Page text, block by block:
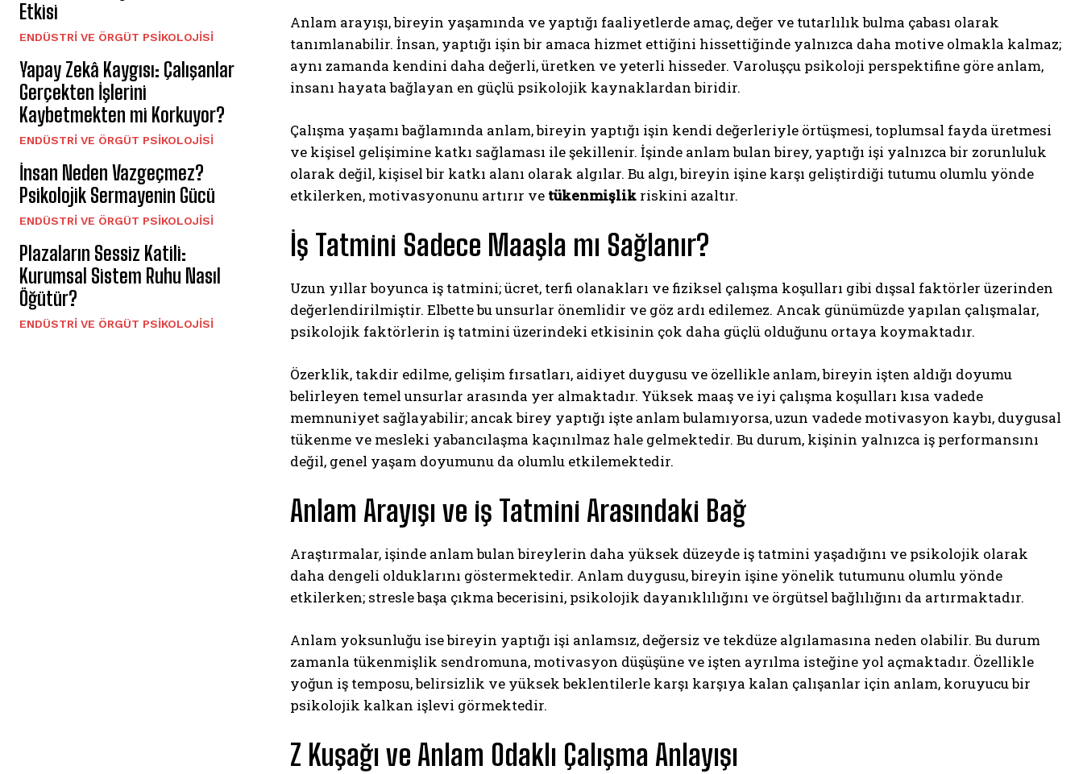
Etkisi
ENDÜSTRI VE ÖRGÜT PSIKOLOJISI
Yapay Zekâ Kaygısı: Çalışanlar
Gerçekten İşlerini
Kaybetmekten mi Korkuyor?
ENDÜSTRI VE ÖRGÜT PSIKOLOJISI
İnsan Neden Vazgeçmez?
Psikolojik Sermayenin Gücü
ENDÜSTRI VE ÖRGÜT PSIKOLOJISI
Plazaların Sessiz Katili:
Kurumsal Sistem Ruhu Nasıl
Öğütür?
ENDÜSTRI VE ÖRGÜT PSIKOLOJISI
Anlam arayışı, bireyin yaşamında ve yaptığı faaliyetlerde amaç, değer ve tutarlılık bulma çabası olarak
tanımlanabilir. İnsan, yaptığı işin bir amaca hizmet ettiğini hissettiğinde yalnızca daha motive olmakla kalmaz;
aynı zamanda kendini daha değerli, üretken ve yeterli hisseder. Varoluşçu psikoloji perspektifine göre anlam,
insanı hayata bağlayan en güçlü psikolojik kaynaklardan biridir.
Çalışma yaşamı bağlamında anlam, bireyin yaptığı işin kendi değerleriyle örtüşmesi, toplumsal fayda üretmesi
ve kişisel gelişimine katkı sağlaması ile şekillenir. İşinde anlam bulan birey, yaptığı işi yalnızca bir zorunluluk
olarak değil, kişisel bir katkı alanı olarak algılar. Bu algı, bireyin işine karşı geliştirdiği tutumu olumlu yönde
etkilerken, motivasyonunu artırır ve tükenmişlik riskini azaltır.
İş Tatmini Sadece Maaşla mı Sağlanır?
Uzun yıllar boyunca iş tatmini; ücret, terfi olanakları ve fiziksel çalışma koşulları gibi dışsal faktörler üzerinden
değerlendirilmiştir. Elbette bu unsurlar önemlidir ve göz ardı edilemez. Ancak günümüzde yapılan çalışmalar,
psikolojik faktörlerin iş tatmini üzerindeki etkisinin çok daha güçlü olduğunu ortaya koymaktadır.
Özerklik, takdir edilme, gelişim fırsatları, aidiyet duygusu ve özellikle anlam, bireyin işten aldığı doyumu
belirleyen temel unsurlar arasında yer almaktadır. Yüksek maaş ve iyi çalışma koşulları kısa vadede
memnuniyet sağlayabilir; ancak birey yaptığı işte anlam bulamıyorsa, uzun vadede motivasyon kaybı, duygusal
tükenme ve mesleki yabancılaşma kaçınılmaz hale gelmektedir. Bu durum, kişinin yalnızca iş performansını
değil, genel yaşam doyumunu da olumlu etkilemektedir.
Anlam Arayışı ve iş Tatmini Arasındaki Bağ
Araştırmalar, işinde anlam bulan bireylerin daha yüksek düzeyde iş tatmini yaşadığını ve psikolojik olarak
daha dengeli olduklarını göstermektedir. Anlam duygusu, bireyin işine yönelik tutumunu olumlu yönde
etkilerken; stresle başa çıkma becerisini, psikolojik dayanıklılığını ve örgütsel bağlılığını da artırmaktadır.
Anlam yoksunluğu ise bireyin yaptığı işi anlamsız, değersiz ve tekdüze algılamasına neden olabilir. Bu durum
zamanla tükenmişlik sendromuna, motivasyon düşüşüne ve işten ayrılma isteğine yol açmaktadır. Özellikle
yoğun iş temposu, belirsizlik ve yüksek beklentilerle karşı karşıya kalan çalışanlar için anlam, koruyucu bir
psikolojik kalkan işlevi görmektedir.
Z Kuşağı ve Anlam Odaklı Çalışma Anlayışı